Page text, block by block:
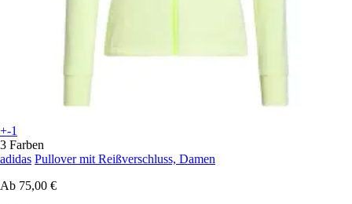
+-1
3 Farben
adidas Pullover mit Reißverschluss, Damen
Ab 75,00 €